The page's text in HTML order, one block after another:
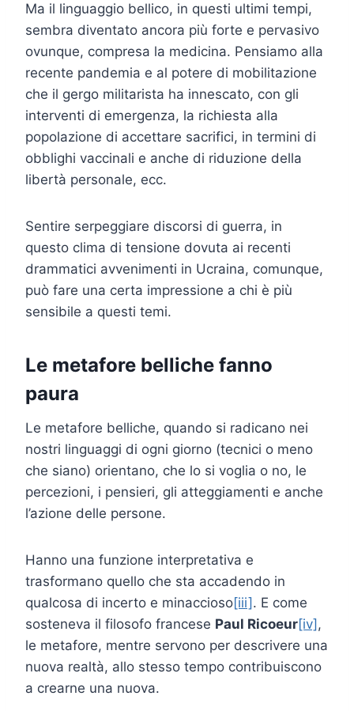
Ma il linguaggio bellico, in questi ultimi tempi,
sembra diventato ancora più forte e pervasivo
ovunque, compresa la medicina. Pensiamo alla
recente pandemia e al potere di mobilitazione
che il gergo militarista ha innescato, con gli
interventi di emergenza, la richiesta alla
popolazione di accettare sacrifici, in termini di
obblighi vaccinali e anche di riduzione della
libertà personale, ecc.
Sentire serpeggiare discorsi di guerra, in
questo clima di tensione dovuta ai recenti
drammatici avvenimenti in Ucraina, comunque,
può fare una certa impressione a chi è più
sensibile a questi temi.
Le metafore belliche fanno
paura
Le metafore belliche, quando si radicano nei
nostri linguaggi di ogni giorno (tecnici o meno
che siano) orientano, che lo si voglia o no, le
percezioni, i pensieri, gli atteggiamenti e anche
l’azione delle persone.
Hanno una funzione interpretativa e
trasformano quello che sta accadendo in
qualcosa di incerto e minaccioso[iii]. E come
sosteneva il filosofo francese Paul Ricoeur[iv],
le metafore, mentre servono per descrivere una
nuova realtà, allo stesso tempo contribuiscono
a crearne una nuova.